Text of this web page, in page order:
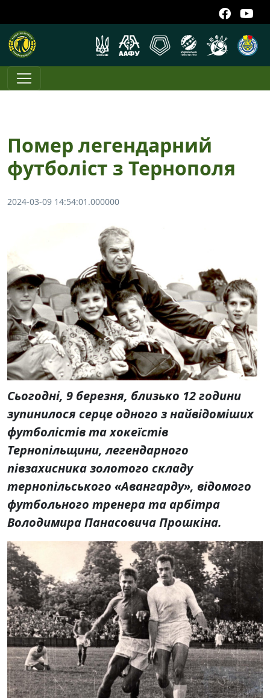
Помер легендарний
футболіст з Тернополя
2024-03-09 14:54:01.000000
Сьогодні, 9 березня, близько 12 години
зупинилося серце одного з найвідоміших
футболістів та хокеїстів
Тернопільщини, легендарного
півзахисника золотого складу
тернопільського «Авангарду», відомого
футбольного тренера та арбітра
Володимира Панасовича Прошкіна.